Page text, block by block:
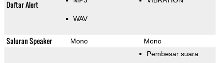
Daftar Alert
WAV
Saluran Speaker Mono Mono
Pembesar suara